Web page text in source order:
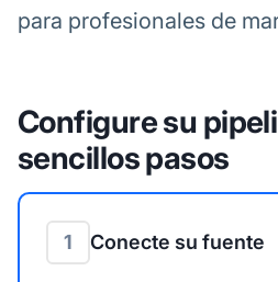
para profesionales de
Configure su
sencillos pasos
1 Conecte su fuente